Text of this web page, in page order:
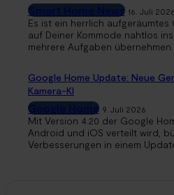
Smart Home News 16. Juli 2026
Es ist ein herrlich
auf Deiner Kommode nahtlos
mehrere Aufgaben übernehmen.
Google Home Update: Neue
Kamera-KI
Google Home 9. Juli 2026
Mit Version 4.20 der Google
Android und iOS verteilt wird,
Verbesserungen in einem